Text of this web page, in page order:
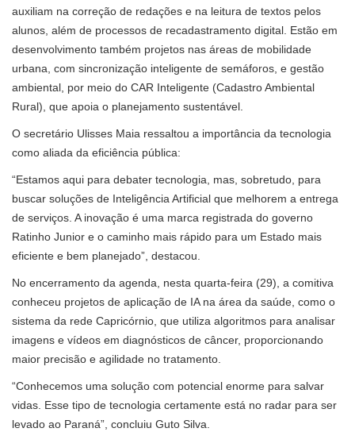
auxiliam na correção de redações e na leitura de textos pelos
alunos, além de processos de recadastramento digital. Estão em
desenvolvimento também projetos nas áreas de mobilidade
urbana, com sincronização inteligente de semáforos, e gestão
ambiental, por meio do CAR Inteligente (Cadastro Ambiental
Rural), que apoia o planejamento sustentável.
O secretário Ulisses Maia ressaltou a importância da tecnologia
como aliada da eficiência pública:
“Estamos aqui para debater tecnologia, mas, sobretudo, para
buscar soluções de Inteligência Artificial que melhorem a entrega
de serviços. A inovação é uma marca registrada do governo
Ratinho Junior e o caminho mais rápido para um Estado mais
eficiente e bem planejado”, destacou.
No encerramento da agenda, nesta quarta-feira (29), a comitiva
conheceu projetos de aplicação de IA na área da saúde, como o
sistema da rede Capricórnio, que utiliza algoritmos para analisar
imagens e vídeos em diagnósticos de câncer, proporcionando
maior precisão e agilidade no tratamento.
“Conhecemos uma solução com potencial enorme para salvar
vidas. Esse tipo de tecnologia certamente está no radar para ser
levado ao Paraná”, concluiu Guto Silva.